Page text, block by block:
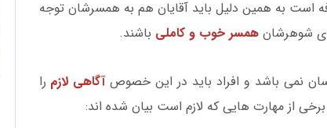
است به همین دلیل باید آقایان هم به همسرشان توجه
شوهرشان همسر خوب و کاملی باشند.
نمی باشد و افراد باید در این خصوص آگاهی لازم را
از مهارت هایی که لازم است بیان شده اند: